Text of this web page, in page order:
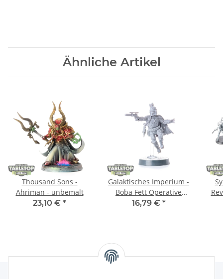
Ähnliche Artikel
Thousand Sons -
Ahriman - unbemalt
23,10 € *
Galaktisches Imperium -
Boba Fett Operative
Expansion - unbemalt
16,79 € *